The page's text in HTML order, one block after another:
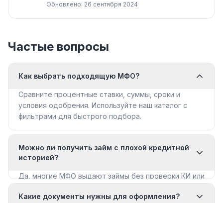
Обновлено: 26 сентября 2024
Частые вопросы
Как выбрать подходящую МФО?
Сравните процентные ставки, суммы, сроки и
условия одобрения. Используйте наш каталог с
фильтрами для быстрого подбора.
Можно ли получить займ с плохой кредитной
историей?
Да, многие МФО выдают займы без проверки КИ или
с плохой КИ».
Какие документы нужны для оформления?